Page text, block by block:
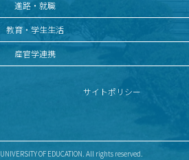
進路・就職
教育・学生生活
産官学連携
サイトポリシー
OF EDUCATION. All rights reserved.